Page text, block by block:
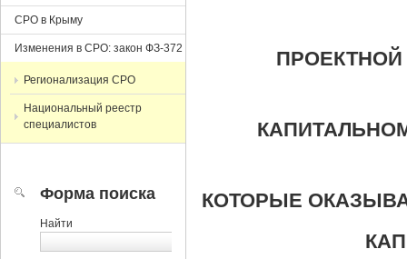
ПРОЕКТНОЙ
КОТОРЫЕ
СРО в Крыму
Изменения в СРО: закон ФЗ-372
Регионализация СРО
Национальный реестр
специалистов
Форма поиска
Найти